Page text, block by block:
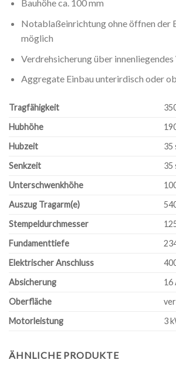
Bauhöhe ca. 100 mm
Notablaßeinrichtung ohne öffnen der
möglich
Verdrehsicherung über
Aggregate Einbau unterirdisch oder
Tragfähigkeit
Hubhöhe
Hubzeit
35
Senkzeit
35
Unterschwenkhöhe
Auszug Tragarm(e)
Stempeldurchmesser
Fundamenttiefe
Elektrischer Anschluss
Absicherung
16
Oberfläche
Motorleistung
3
ÄHNLICHE PRODUKTE